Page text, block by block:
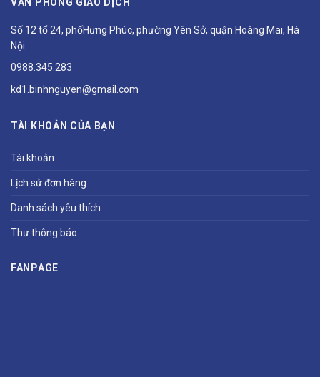
Số 12 tổ 24, phốHưng Phúc, phường Yên Sở, quận Hoàng Mai, Hà
Nội
0988.345.283
kd1.binhnguyen@gmail.com
TÀI KHOẢN CỦA BẠN
Tài khoản
Lịch sử đơn hàng
Danh sách yêu thích
Thư thông báo
FANPAGE